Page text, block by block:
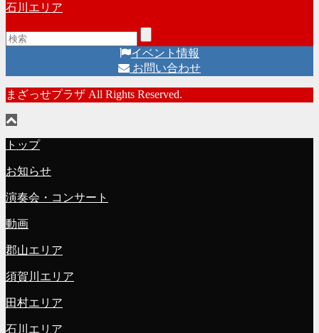
石川エリア
イベント情報
お問い合わせ
まざっせプラザ All Rights Reserved.
トップ
お知らせ
演奏会・コンサート
動画
郡山エリア
須賀川エリア
田村エリア
石川エリア